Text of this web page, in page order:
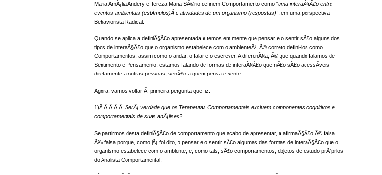
Maria AmÃ¡lia Andery e Tereza Maria SÃ©rio definem Comportamento como “uma interaÃ§Ã£o entre
eventos ambientais (estÃ­mulos)Â e atividades de um organismo (respostas)” , em uma perspectiva
Behaviorista Radical.
Quando se aplica a definiÃ§Ã£o apresentada e temos em mente que pensar e o sentir sÃ£o alguns dos
tipos de interaÃ§Ã£o que o organismo estabelece com o ambienteÂ¹, Ã© correto defini-los como
Comportamentos, assim como o andar, o falar e o escrever. A diferenÃ§a, Ã© que quando falamos de
Sentimento e Pensamento, estamos falando de formas de interaÃ§Ã£o que nÃ£o sÃ£o acessÃ­veis
diretamente a outras pessoas, senÃ£o a quem pensa e sente.
Agora, vamos voltar Ã primeira pergunta que fiz:
1)Â Â Â Â Â SerÃ¡ verdade que os Terapeutas Comportamentais excluem componentes cognitivos e
comportamentais de suas anÃ¡lises?
Se partirmos desta definiÃ§Ã£o de comportamento que acabo de apresentar, a afirmaÃ§Ã£o Ã© falsa.
Ã‰ falsa porque, como jÃ¡ foi dito, o pensar e o sentir sÃ£o algumas das formas de interaÃ§Ã£o que o
organismo estabelece com o ambiente; e, como tais, sÃ£o comportamentos, objetos de estudo prÃ³prios
do Analista Comportamental.